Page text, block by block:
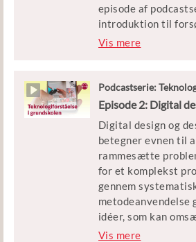
episode af
introduktion til
ologiforståelse, og
undervisningen i
digital
andet om, hvordan
arbejdet med
indblik i
overvågning i
på, hvordan skolens
giver anledning til
overvejelser i
Vis mere
Podcastserie:
grundskolen
Digital design og
betegner evnen til
rammesætte
for et komplekst
gennem
metodeanvendelse
idéer, som kan
og indhold i
Vis mere